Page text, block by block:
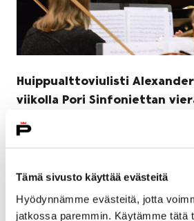
Tämä sivusto käyttää evästeitä
Hyödynnämme evästeitä, jotta
jatkossa paremmin. Käytämme tätä
Huippualttoviulisti
viikolla Pori Sinfoniettan
Beethovenista -konserttisarjan
alttoviulistina toimii Alexander